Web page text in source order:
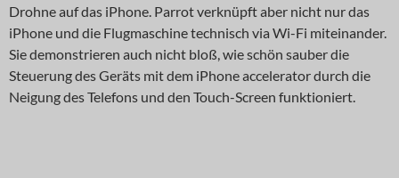
Drohne auf das iPhone. Parrot verknüpft aber nicht nur das
iPhone und die Flugmaschine technisch via Wi-Fi miteinander.
Sie demonstrieren auch nicht bloß, wie schön sauber die
Steuerung des Geräts mit dem iPhone accelerator durch die
Neigung des Telefons und den Touch-Screen funktioniert.